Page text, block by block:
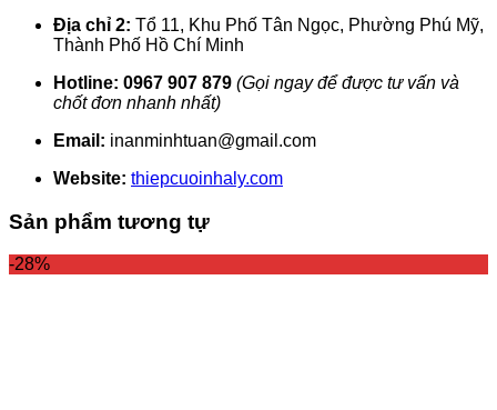
Địa chỉ 2: Tổ 11, Khu Phố Tân Ngọc, Phường Phú Mỹ,
Thành Phố Hồ Chí Minh
Hotline: 0967 907 879 (Gọi ngay để được tư vấn và
chốt đơn nhanh nhất)
Email: inanminhtuan@gmail.com
Website: thiepcuoinhaly.com
Sản phẩm tương tự
-28%